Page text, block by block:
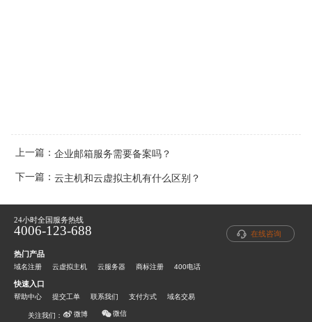
上一篇：企业邮箱服务需要备案吗？
下一篇：云主机和云虚拟主机有什么区别？
24小时全国服务热线
4006-123-688 在线咨询
热门产品
域名注册 云虚拟主机 云服务器 商标注册 400电话
快速入口
帮助中心 提交工单 联系我们 支付方式 域名交易
关注我们： 微博 微信